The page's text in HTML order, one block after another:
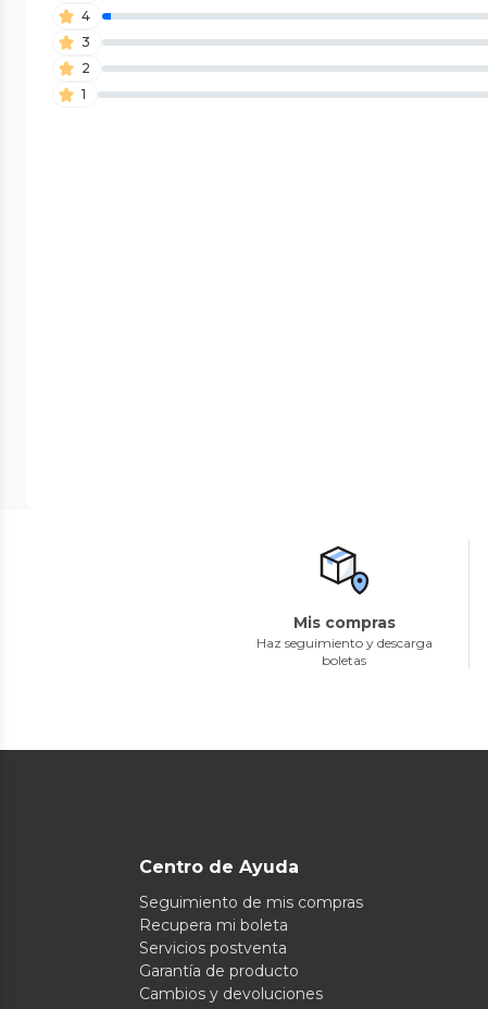
4
3
2
1
Mis compras
Haz seguimiento y descarga
boletas
Centro de Ayuda
Seguimiento de mis compras
Recupera mi boleta
Servicios postventa
Garantía de producto
Cambios y devoluciones